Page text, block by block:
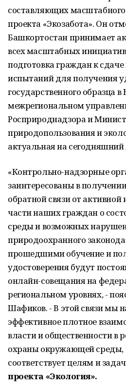
составляющих
проекта «Экозабота». Он
Башкортостан принимает
всех масштабных
подготовка граждан к
испытаний для получения
государственного образца
межрегиональном
Росприроднадзора и
природопользования и
актуальная на сегодняшний
«Контрольно-надзорные
заинтересованы в
обратной связи от
части наших граждан о
среды и возможных
природоохранного
прошедшими обучение и
удостоверения будут
онлайн-совещания на
региональном уровнях, -
Шафиков. - В этой связи мы
эффективное плотное
власти и общественности в
охраны окружающей среды,
соответствует целям и
проекта «Экология».